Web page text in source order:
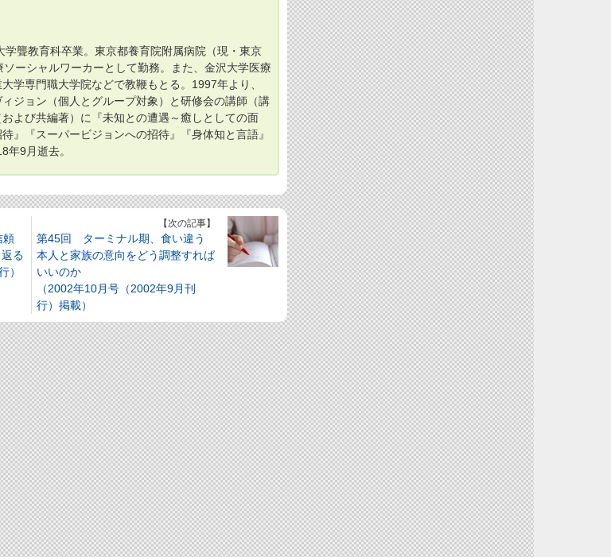
聾教育科卒業。東京都養育院附属病院（現・東京
ーシャルワーカーとして勤務。また、金沢大学医療
学専門職大学院などで教鞭もとる。1997年より、
ジョン（個人とグループ対象）と研修会の講師（講
よび共編著）に『未知との遭遇～癒しとしての面
』『スーパービジョンへの招待』『身体知と言語』
年9月逝去。
頼
る
）
【次の記事】
第45回 ターミナル期、食い違う
本人と家族の意向をどう調整すれば
いいのか
（2002年10月号（2002年9月刊
行）掲載）